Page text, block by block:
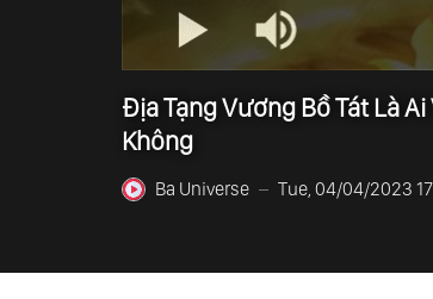
Địa Tạng Vương Bồ Tát Là
Không
Ba Universe — Tue, 04/04/2023